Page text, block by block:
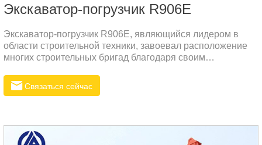
Экскаватор-погрузчик R906E
Экскаватор-погрузчик R906E, являющийся лидером в
области строительной техники, завоевал расположение
многих строительных бригад благодаря своим
сценариев применения. Экскаватор-погрузчик R906E
легко справится с различными задачами благодаря своим
дорожно-строительных объектах.
Связаться сейчас